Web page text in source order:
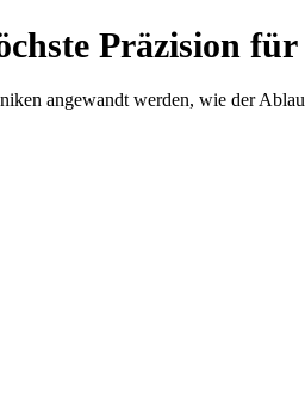
Präzision
angewandt werden, wie der